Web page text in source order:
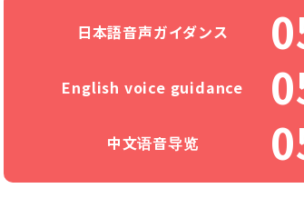
日本語音声ガイダンス
English voice guidance
中文语音导览